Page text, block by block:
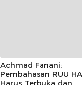
Achmad Fanani:
Pembahasan RUU
Harus Terbuka dan